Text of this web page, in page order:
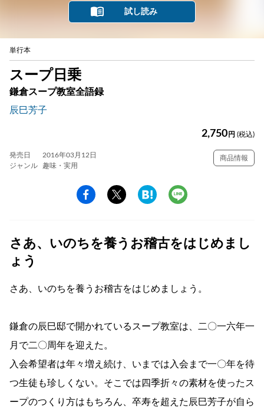
試し読み
単行本
スープ日乗
鎌倉スープ教室全語録
辰巳芳子
2,750 円 (税込)
発売日
2016年03月12日
ジャンル
趣味・実用
商品情報
さあ、いのちを養うお稽古をはじめまし
ょう
さあ、いのちを養うお稽古をはじめましょう。
鎌倉の辰巳邸で開かれているスープ教室は、二〇一六年一
月で二〇周年を迎えた。
入会希望者は年々増え続け、いまでは入会まで一〇年を待
つ生徒も珍しくない。そこでは四季折々の素材を使ったス
ープのつくり方はもちろん、卒寿を超えた辰巳芳子が自ら